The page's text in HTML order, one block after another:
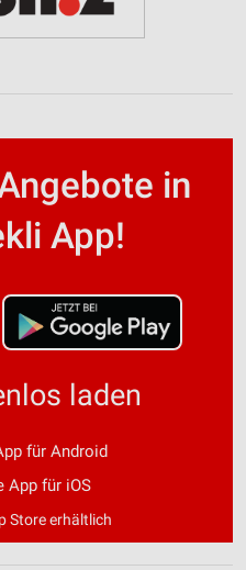
in
App!
laden
für Android
App für iOS
Store erhältlich